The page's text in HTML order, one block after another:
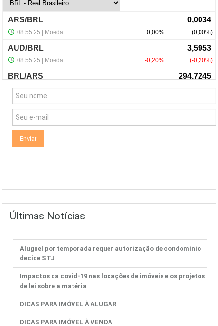
NewsLetter
Últimas Notícias
Aluguel por temporada requer autorização de condomínio
decide STJ
Impactos da covid-19 nas locações de imóveis e os projetos
de lei sobre a matéria
DICAS PARA IMÓVEL À ALUGAR
DICAS PARA IMÓVEL À VENDA